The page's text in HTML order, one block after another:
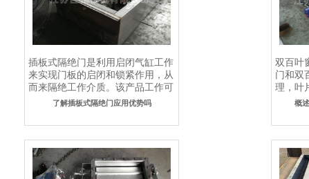
插板式隔绝门是利用启闭气缸工作
来实现门板的启闭和锁紧作用，从
而来隔绝工作介质。该产品工作可
靠、启闭灵..
了解插板式隔绝门应用优势吗
双百叶
门和双
理，叶
优势概